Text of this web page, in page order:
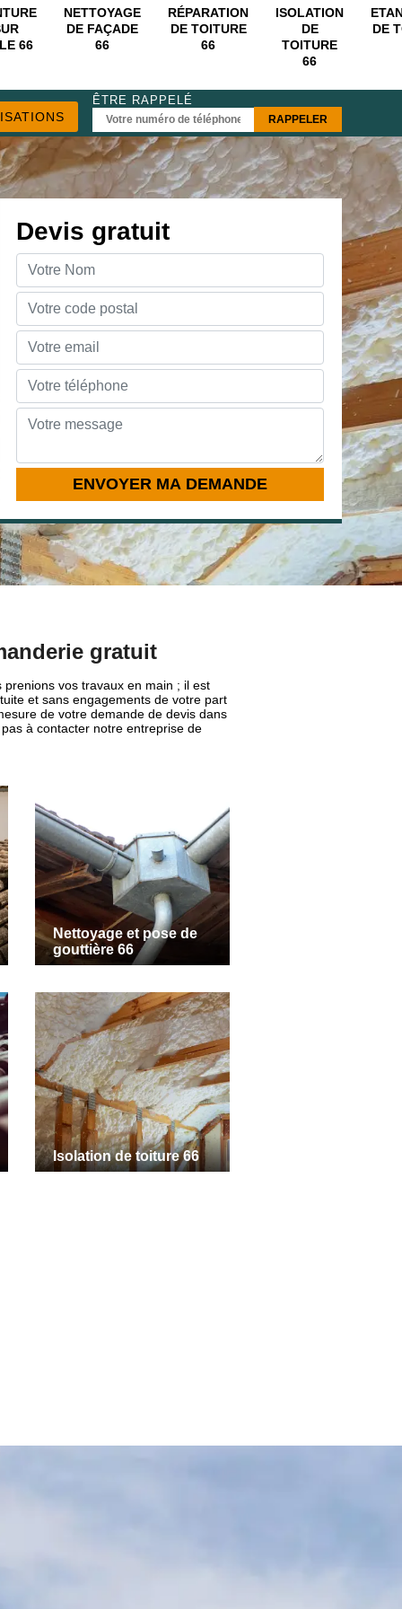
66
NETTOYAGE
DE FAÇADE
66
RÉPARATION
DE TOITURE
66
ISOLATION
DE
TOITURE
66
DE
ÊTRE RAPPELÉ
Devis gratuit
gratuit
vos travaux en main ; il est
et sans engagements de votre part
de votre demande de devis dans
à contacter notre entreprise de
Nettoyage et pose de
gouttière 66
Isolation de toiture 66